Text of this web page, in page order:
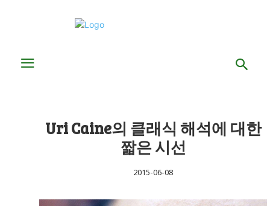
Uri Caine의 클래식 해석에 대한
짧은 시선
2015-06-08